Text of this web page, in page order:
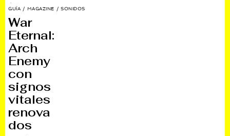
GUÍA / MAGAZINE / SONIDOS
War
Eternal:
Arch
Enemy
con
signos
vitales
renova
dos